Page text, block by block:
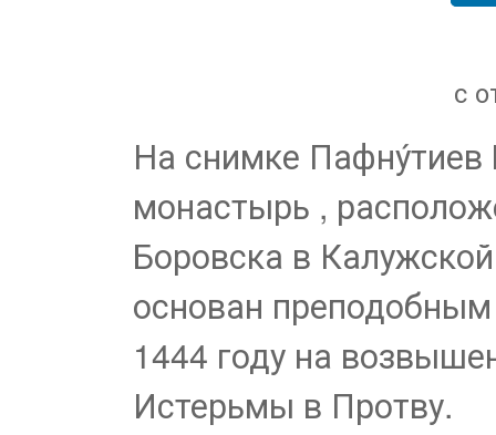
с
На снимке
монастырь ,
Боровска в
основан
1444 году на
Истерьмы в Протву.